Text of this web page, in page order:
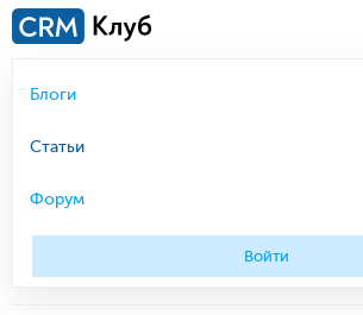
Блоги
Статьи
Форум
Войти